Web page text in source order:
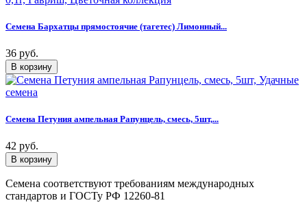
Семена Бархатцы прямостоячие (тагетес) Лимонный...
36 руб.
Семена Петуния ампельная Рапунцель, смесь, 5шт,...
42 руб.
Семена соответствуют требованиям международных
стандартов и ГОСТу РФ 12260-81